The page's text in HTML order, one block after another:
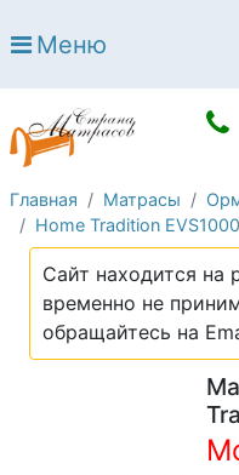
Open submenu
Open submenu
Кровати
Open submenu
Open submenu
Диваны
Open submenu
Постельное
Open submenu
Мебель
Open submenu
Основания
Open submenu
Детские
Open submenu
Детские кровати
Меню
Главная Матрасы
Home Tradition EVS1000
Сайт находится на
временно не
обращайтесь на